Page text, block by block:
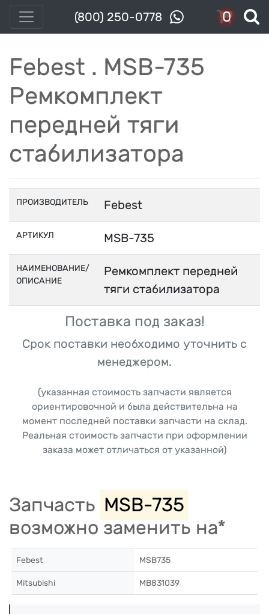
(800) 250-0778 0
Febest . MSB-735
Ремкомплект
передней тяги
стабилизатора
ПРОИЗВОДИТЕЛЬ Febest
АРТИКУЛ MSB-735
НАИМЕНОВАНИЕ/
ОПИСАНИЕ
Ремкомплект передней
тяги стабилизатора
Поставка под заказ!
Срок поставки необходимо уточнить с
менеджером.
(указанная стоимость запчасти является
ориентировочной и была действительна на
момент последней поставки запчасти на склад.
Реальная стоимость запчасти при оформлении
заказа может отличаться от указанной)
Запчасть MSB-735
возможно заменить на*
Febest MSB735
Mitsubishi MB831039